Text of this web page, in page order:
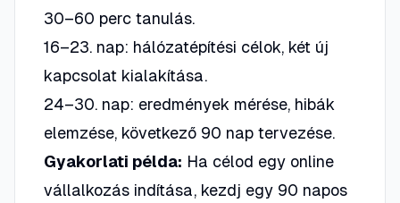
30–60 perc tanulás.
16–23. nap: hálózatépítési célok, két új
kapcsolat kialakítása.
24–30. nap: eredmények mérése, hibák
elemzése, következő 90 nap tervezése.
Gyakorlati példa: Ha célod egy online
vállalkozás indítása, kezdj egy 90 napos